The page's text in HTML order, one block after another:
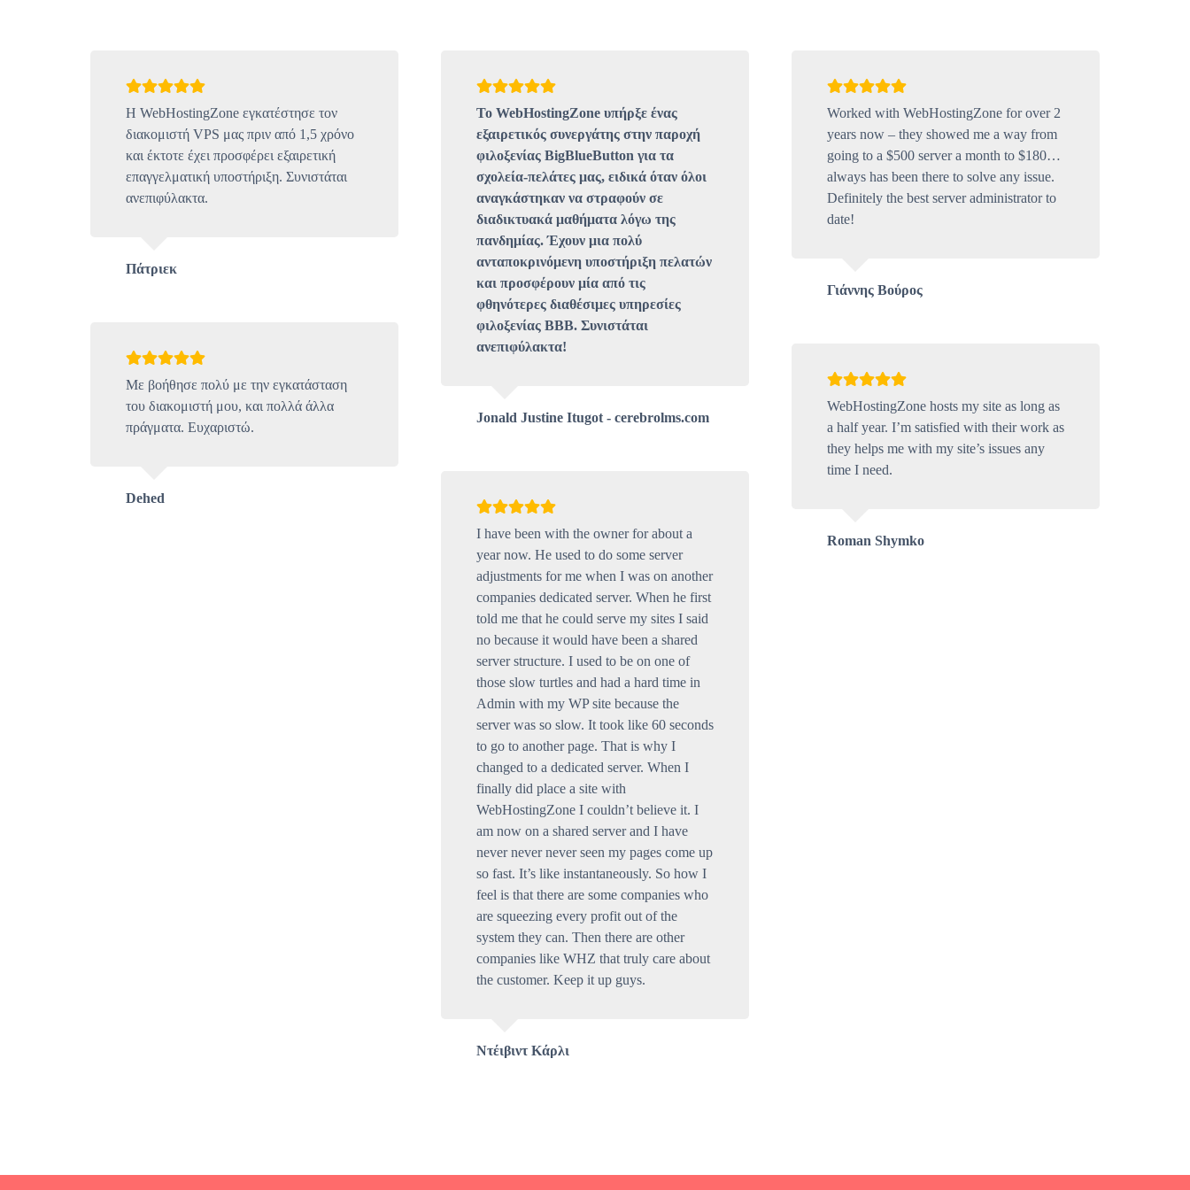
Η WebHostingZone εγκατέστησε τον
διακομιστή VPS μας πριν από 1,5 χρόνο
και έκτοτε έχει προσφέρει εξαιρετική
επαγγελματική υποστήριξη. Συνιστάται
ανεπιφύλακτα.
Πάτριεκ
Το WebHostingZone υπήρξε ένας
εξαιρετικός συνεργάτης στην παροχή
φιλοξενίας BigBlueButton για τα
σχολεία-πελάτες μας, ειδικά όταν όλοι
αναγκάστηκαν να στραφούν σε
διαδικτυακά μαθήματα λόγω της
πανδημίας. Έχουν μια πολύ
ανταποκρινόμενη υποστήριξη πελατών
και προσφέρουν μία από τις
φθηνότερες διαθέσιμες υπηρεσίες
φιλοξενίας BBB. Συνιστάται
ανεπιφύλακτα!
Jonald Justine Itugot - cerebrolms.com
Worked with WebHostingZone for over 2
years now – they showed me a way from
going to a $500 server a month to $180…
always has been there to solve any issue.
Definitely the best server administrator to
date!
Γιάννης Βούρος
Με βοήθησε πολύ με την εγκατάσταση
του διακομιστή μου, και πολλά άλλα
πράγματα. Ευχαριστώ.
Dehed
WebHostingZone hosts my site as long as
a half year. I’m satisfied with their work as
they helps me with my site’s issues any
time I need.
Roman Shymko
I have been with the owner for about a
year now. He used to do some server
adjustments for me when I was on another
companies dedicated server. When he first
told me that he could serve my sites I said
no because it would have been a shared
server structure. I used to be on one of
those slow turtles and had a hard time in
Admin with my WP site because the
server was so slow. It took like 60 seconds
to go to another page. That is why I
changed to a dedicated server. When I
finally did place a site with
WebHostingZone I couldn’t believe it. I
am now on a shared server and I have
never never never seen my pages come up
so fast. It’s like instantaneously. So how I
feel is that there are some companies who
are squeezing every profit out of the
system they can. Then there are other
companies like WHZ that truly care about
the customer. Keep it up guys.
Ντέιβιντ Κάρλι